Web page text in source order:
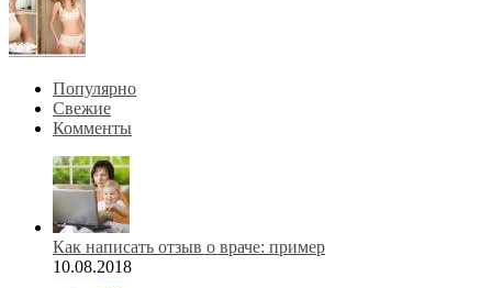
Популярно
Свежие
Комменты
Как написать отзыв о враче: пример
10.08.2018